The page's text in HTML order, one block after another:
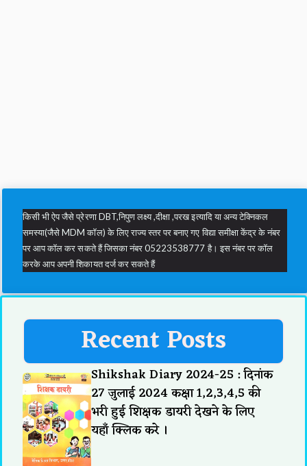
किसी भी ऐप जैसे प्रेरणा DBT,निपुण लक्ष्य ,दीक्षा ,परख इत्यादि या अन्य टेक्निकल
समस्या(जैसे MDM कॉल) के लिए राज्य स्तर पर बनाए गए विद्या समीक्षा केंद्र के नंबर
पर आप कॉल कर सकते हैं जिसका नंबर 05223538777 है। इस नंबर पर कॉल
करके आप अपनी शिकायत दर्ज कर सकते हैं
Recent Posts
Shikshak Diary 2024-25 : दिनांक
27 जुलाई 2024 कक्षा 1,2,3,4,5 की
भरी हुई शिक्षक डायरी देखने के लिए
यहाँ क्लिक करे ।